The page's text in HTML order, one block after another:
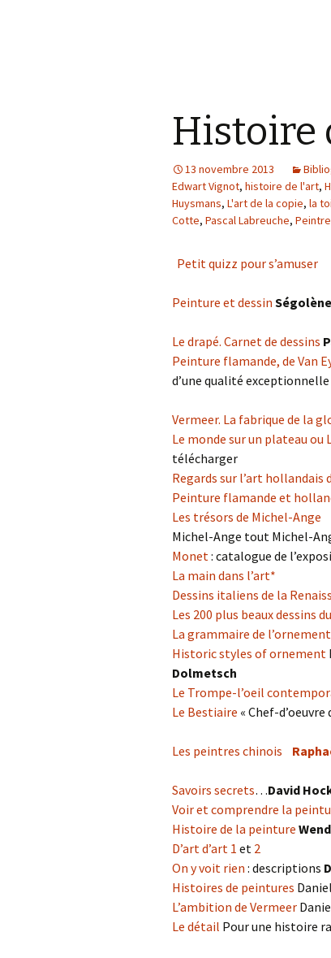
Histoire
13 novembre 2013
Edwart Vignot, histoire de l'art,
Huysmans, L'art de la copie, la
Cotte, Pascal Labreuche,
Petit quizz pour s’amuser
Peinture et dessin
Le drapé. Carnet de dessins
Peinture flamande, de Van
d’une qualité exceptionnelle
Vermeer. La fabrique de la
Le monde sur un plateau
télécharger
Regards sur l’art hollandais
Peinture flamande et
Les trésors de Michel-Ange
Michel-Ange tout Michel-
Monet: catalogue de
La main dans l’art*
Dessins italiens de la
Les 200 plus beaux dessins
La grammaire de l’ornement
Historic styles of ornement
Dolmetsch
Le Trompe-l’oeil
Le Bestiaire « Chef-
Les peintres chinois
Savoirs secrets…David
Voir et comprendre la
Histoire de la peinture
D’art d’art 1 et 2
On y voit rien : descriptions
Histoires de peintures
L’ambition de Vermeer
Le détail Pour une histoire